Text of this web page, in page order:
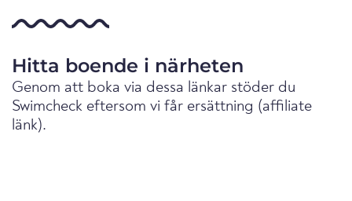
Hitta boende i närheten
Genom att boka via dessa länkar stöder du
Swimcheck eftersom vi får ersättning (affiliate
länk).